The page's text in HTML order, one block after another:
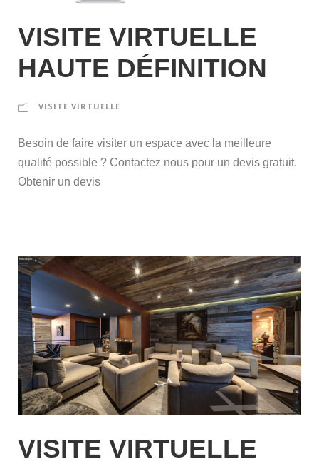
VISITE VIRTUELLE
HAUTE DÉFINITION
VISITE VIRTUELLE
Besoin de faire visiter un espace avec la meilleure
qualité possible ? Contactez nous pour un devis gratuit.
Obtenir un devis
VISITE VIRTUELLE